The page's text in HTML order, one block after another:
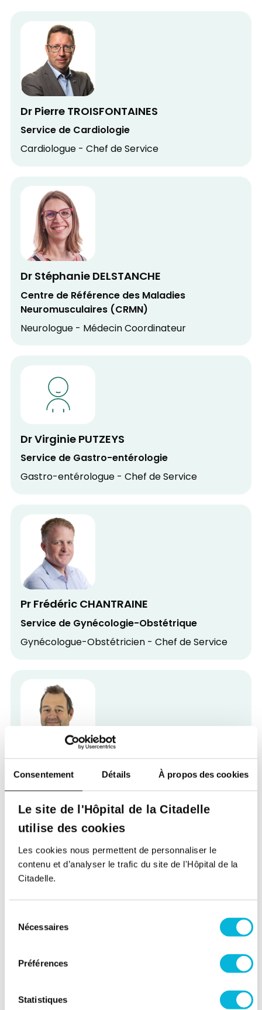
Consentement Détails À propos des cookies
Le site de l'Hôpital de la Citadelle
utilise des cookies
Les cookies nous permettent de personnaliser le
contenu et d’analyser le trafic du site de l'Hôpital de la
Citadelle.
Nécessaires
Préférences
Statistiques
Dr Pierre TROISFONTAINES
Service de Cardiologie
Cardiologue - Chef de Service
Dr Stéphanie DELSTANCHE
Centre de Référence des Maladies
Neuromusculaires (CRMN)
Neurologue - Médecin Coordinateur
Dr Virginie PUTZEYS
Service de Gastro-entérologie
Gastro-entérologue - Chef de Service
Pr Frédéric CHANTRAINE
Service de Gynécologie-Obstétrique
Gynécologue-Obstétricien - Chef de Service
Pr Jo CAERS
Service d'Hématologie
Hématologue - Chef de Service
Pr Vincent RIGO